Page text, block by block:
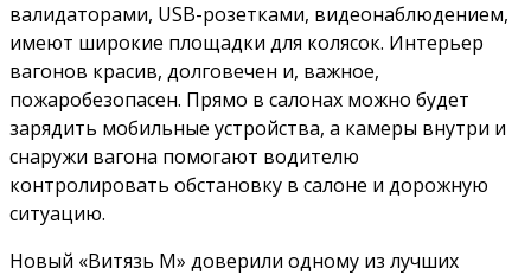
валидаторами, USB-розетками, видеонаблюдением,
имеют широкие площадки для колясок. Интерьер
вагонов красив, долговечен и, важное,
пожаробезопасен. Прямо в салонах можно будет
зарядить мобильные устройства, а камеры внутри и
снаружи вагона помогают водителю
контролировать обстановку в салоне и дорожную
ситуацию.
Новый «Витязь М» доверили одному из лучших